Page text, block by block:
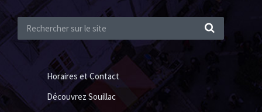
Horaires et Contact
Découvrez Souillac